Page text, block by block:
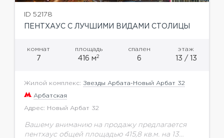
ID 52178
ПЕНТХАУС С ЛУЧШИМИ ВИДАМИ СТОЛИЦЫ
комнат
7
площадь
416 м2
спален
6
этаж
13 / 13
Жилой комплекс: Звезды Арбата-Новый Арбат 32
Арбатская
Адрес: Новый Арбат 32
Вашему вниманию на продажу предлагается
пентхаус общей площадью 415,8 кв.м. на 13